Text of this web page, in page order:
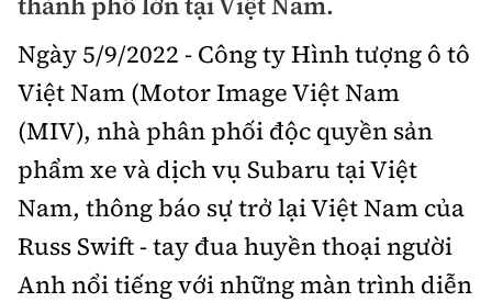
Xe máy
So sánh
Xếp hạng xe
Tư vấn sử dụng
Chọn xe
Lái xe an toàn
Bảo hiểm xe
Sản phẩm bảo hiểm
Bồi thường bảo hiểm
Xe xanh
Video
Review xe
Giới thiệu xe
Ảnh
Ô tô
Ngày 5/9/2022 - Công ty Hình tượng ô tô
Việt Nam (Motor Image Việt Nam
(MIV), nhà phân phối độc quyền sản
phẩm xe và dịch vụ Subaru tại Việt
Nam, thông báo sự trở lại Việt Nam của
Russ Swift - tay đua huyền thoại người
Anh nổi tiếng với những màn trình diễn